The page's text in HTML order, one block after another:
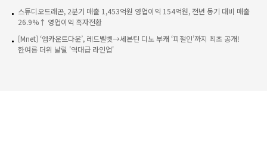
스튜디오드래곤, 2분기 매출 1,453억원 영업이익 154억원, 전년 동기 대비 매출
26.9%↑ 영업이익 흑자전환
[Mnet] ‘엠카운트다운’, 레드벨벳→세븐틴 디노 부캐 ‘피철인’까지 최초 공개!
한여름 더위 날릴 '역대급 라인업'